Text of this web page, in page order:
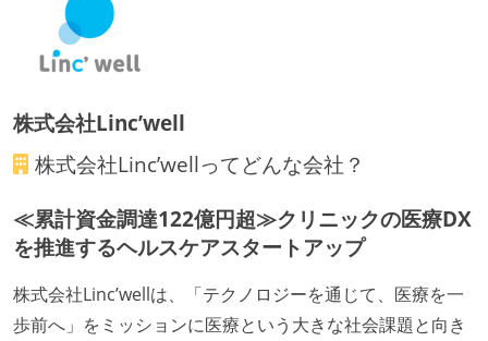
形で行っている
継続的なデプロイ（デリバリー）を行っている
全てのコードをバージョン管理ツールで管理している
各メンバーが実装したコードのマージは Pull Request
自動（＝システム化され、1コマンドで実行できる）
ビルド、自動デプロイ環境が整備されている
コードによるインフラ構成管理（Infrastructure as
Code）の環境が整備されている
株式会社Linc’well
株式会社Linc’wellってどんな会社？
≪累計資金調達122億円超≫クリニックの医療DX
を推進するヘルスケアスタートアップ
株式会社Linc’wellは、「テクノロジーを通じて、医療を一
歩前へ」をミッションに医療という大きな社会課題と向き